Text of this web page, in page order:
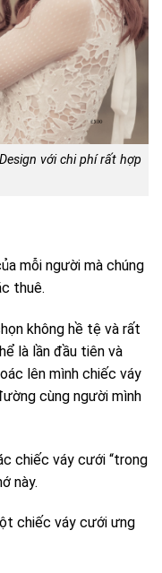
với chi phí rất hợp
mỗi người mà chúng
thuê.
không hề tệ và rất
là lần đầu tiên và
lên mình chiếc váy
cùng người mình
chiếc váy cưới “trong
này.
chiếc váy cưới ưng